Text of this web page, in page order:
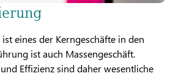
eines der Kerngeschäfte in den
ist auch Massengeschäft.
Effizienz sind daher wesentliche